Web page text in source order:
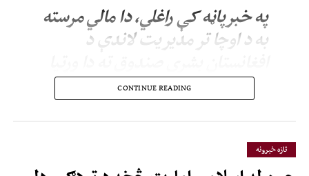
په خبرپاڼه کې راغلي، دا مالي مرسته
به د اوچا تر مدیریت لاندې د
ورکړي، چې بشري کړکېچونو ته په
چټکۍ او ډېرې اغېزمنې همغږۍ
ځواب ووایي، له همکارو بنسټونو
ملاتړ وکړي او د بشري مرستو د
CONTINUE READING
تازه خبرونه